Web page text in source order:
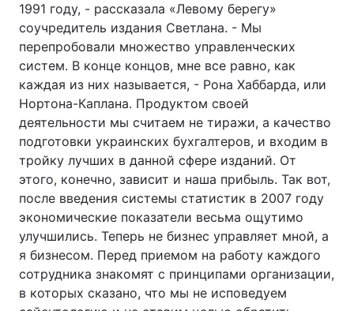
1991 году, - рассказала «Левому берегу»
соучредитель издания Светлана. - Мы
перепробовали множество управленческих
систем. В конце концов, мне все равно, как
каждая из них называется, - Рона Хаббарда, или
Нортона-Каплана. Продуктом своей
деятельности мы считаем не тиражи, а качество
подготовки украинских бухгалтеров, и входим в
тройку лучших в данной сфере изданий. От
этого, конечно, зависит и наша прибыль. Так вот,
после введения системы статистик в 2007 году
экономические показатели весьма ощутимо
улучшились. Теперь не бизнес управляет мной, а
я бизнесом. Перед приемом на работу каждого
сотрудника знакомят с принципами организации,
в которых сказано, что мы не исповедуем